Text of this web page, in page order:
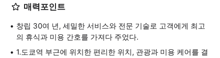
매력포인트
창립 30여 년, 세밀한 서비스와 전문 기술로 고객에게 최고
의 휴식과 미용 간호를 가져다 주었다.
1.도쿄역 부근에 위치한 편리한 위치, 관광과 미용 케어를 결